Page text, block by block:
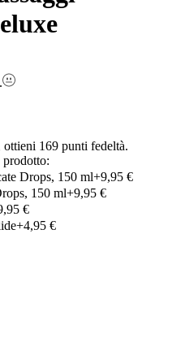
ottieni 169 punti fedeltà.
prodotto:
Drops, 150 ml+9,95 €
150 ml+9,95 €
€
+4,95 €